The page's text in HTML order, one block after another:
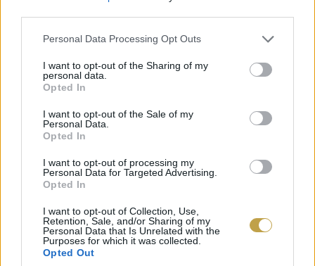
Please note that this website/app uses one or more Google
not limited to your visit or usage behaviour. You may click to
grant or deny consent to Google and its third-party tags to
use your data for below specified purposes in below Google
consent section.
Personal Data Processing Opt Outs
I want to opt-out of the Sharing of my
personal data.
Opted In
I want to opt-out of the Sale of my
Personal Data.
Opted In
I want to opt-out of processing my
Personal Data for Targeted Advertising.
Opted In
I want to opt-out of Collection, Use,
Retention, Sale, and/or Sharing of my
Personal Data that Is Unrelated with the
Purposes for which it was collected.
Opted Out
Az összesen 30 pohár sört kínáló Bakancslista
vásárolható mega Beerporn.hu felületein.
Címlapfotó: Beerporn